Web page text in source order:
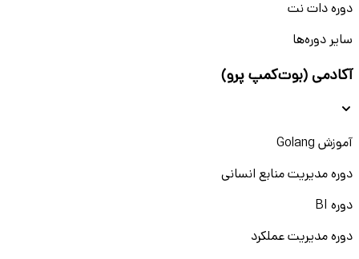
دوره دات نت
سایر دوره‌ها
آکادمی (بوت‌کمپ پرو)
آموزش Golang
دوره مدیریت منابع انسانی
دوره BI
دوره مدیریت عملکرد